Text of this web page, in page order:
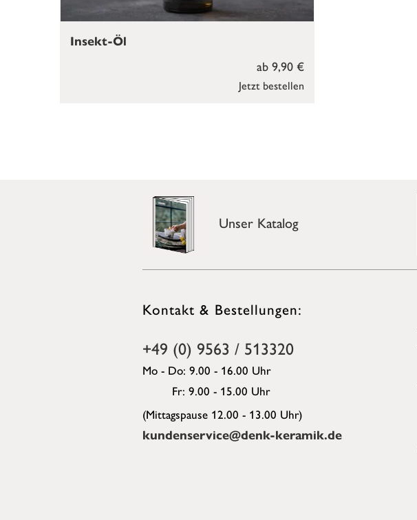
Jetzt bestellen
ab 9,90 €
Insekt-Öl
Unser Katalog
Kontakt & Bestellungen:
+49 (0) 9563 / 513320
Mo - Do: 9.00 - 16.00 Uhr
Fr: 9.00 - 15.00 Uhr
(Mittagspause 12.00 - 13.00 Uhr)
kundenservice@denk-keramik.de